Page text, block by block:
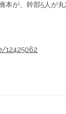
本が、幹部5人が
12425062